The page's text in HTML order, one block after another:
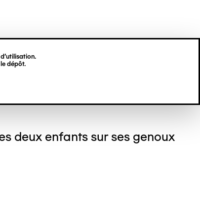
dépôt.
deux enfants sur ses genoux